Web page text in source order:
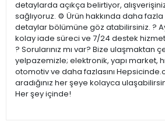
detaylarda açıkça belirtiyor,
sağlıyoruz. ⚙️ Ürün hakkında daha
detaylar bölümüne göz atabilirsiniz. ?
kolay iade süreci ve 7/24 destek
? Sorularınız mı var? Bize ulaşmaktan
yelpazemizle; elektronik, yapı market,
otomotiv ve daha fazlasını
aradığınız her şeye kolayca
Her şey içinde!